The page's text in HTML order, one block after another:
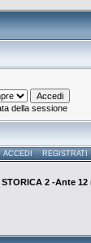
della sessione
ACCEDI REGISTRATI
STORICA 2 -Ante